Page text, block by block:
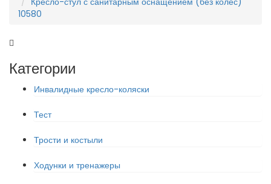
10580
Категории
Инвалидные кресло-коляски
Тест
Трости и костыли
Ходунки и тренажеры